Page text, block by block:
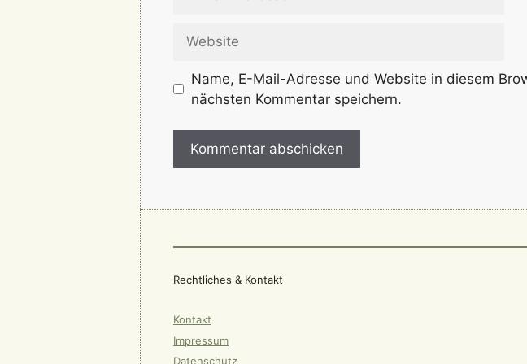
Name, E-Mail-Adresse und Website in diesem
nächsten Kommentar speichern.
Rechtliches & Kontakt
Kontakt
Impressum
Datenschutz